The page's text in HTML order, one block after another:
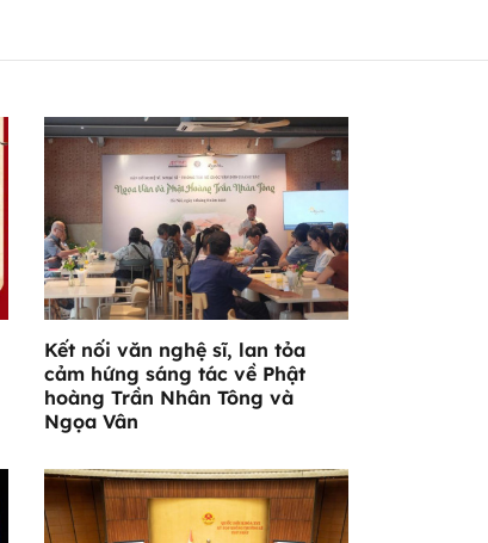
Kết nối văn nghệ sĩ, lan tỏa
cảm hứng sáng tác về Phật
hoàng Trần Nhân Tông và
Ngọa Vân